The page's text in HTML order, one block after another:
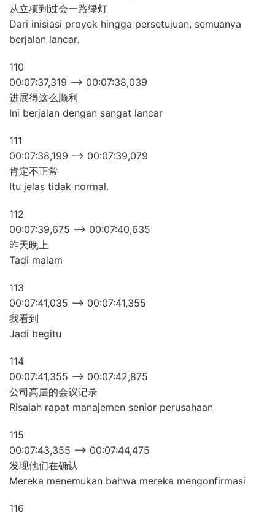
从立项到过会一路绿灯
Dari inisiasi proyek hingga persetujuan, semuanya
berjalan lancar.
110
00:07:37,319 –> 00:07:38,039
进展得这么顺利
Ini berjalan dengan sangat lancar
111
00:07:38,199 –> 00:07:39,079
肯定不正常
Itu jelas tidak normal.
112
00:07:39,675 –> 00:07:40,635
昨天晚上
Tadi malam
113
00:07:41,035 –> 00:07:41,355
我看到
Jadi begitu
114
00:07:41,355 –> 00:07:42,875
公司高层的会议记录
Risalah rapat manajemen senior perusahaan
115
00:07:43,355 –> 00:07:44,475
发现他们在确认
Mereka menemukan bahwa mereka mengonfirmasi
116